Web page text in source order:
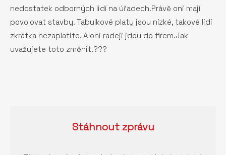
nedostatek odborných lidí na úřadech.Právě oni mají
povolovat stavby. Tabulkové platy jsou nízké, takové lidí
zkrátka nezaplatite. A oni radeji jdou do firem.Jak
uvažujete toto změnit.???
Stáhnoutzprávu